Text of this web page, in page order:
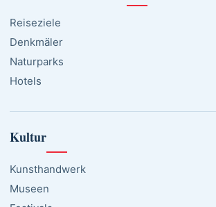
Reiseziele
Denkmäler
Naturparks
Hotels
Kultur
Kunsthandwerk
Museen